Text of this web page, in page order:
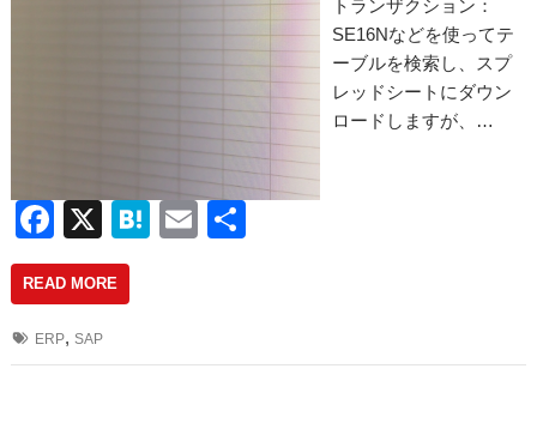
トランザクション：
SE16Nなどを使ってテ
ーブルを検索し、スプ
レッドシートにダウン
ロードしますが、…
F
a
c
e
b
X
H
a
E
READ MORE
ERP,SAP